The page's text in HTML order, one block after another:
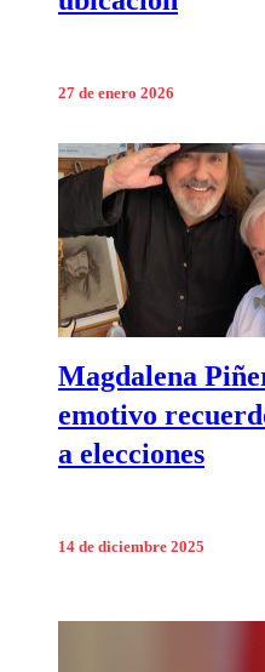
27 de enero 2026
Magdalena
emotivo
a elecciones
14 de diciembre 2025